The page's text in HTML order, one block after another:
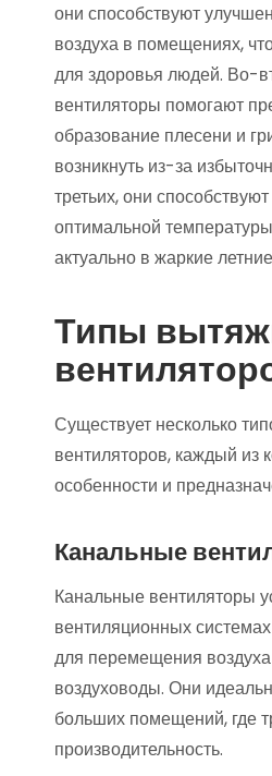
они способствуют
воздуха в помещениях,
для здоровья людей. Во-
вентиляторы помогают
образование плесени и
возникнуть из-за
третьих, они
оптимальной
актуально в жаркие
Типы
Существует несколько
вентиляторов, каждый из
особенности и
Канальные
Канальные вентиляторы
вентиляционных
для перемещения
воздуховоды. Они
больших помещений, где
производительность.